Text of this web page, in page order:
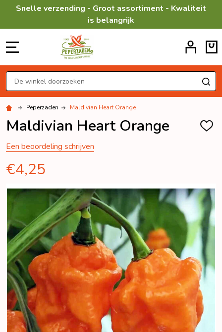
Snelle verzending - Groot assortiment - Kwaliteit
is belangrijk
Zoeken
Peperzaden Maldivian Heart Orange
Maldivian Heart Orange
Een beoordeling schrijven
€4,25